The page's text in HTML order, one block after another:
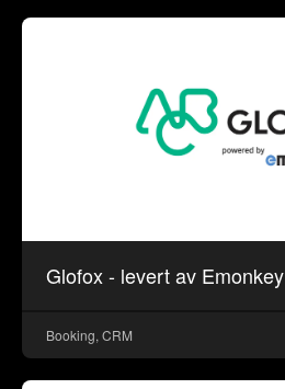
Glofox - levert av Emonkey
Booking, CRM